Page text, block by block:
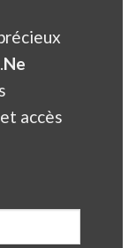
Ne
accès